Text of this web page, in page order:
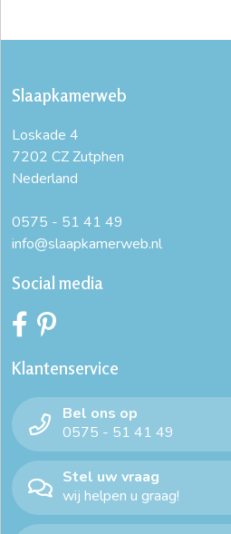
Slaapkamerweb
Loskade 4
7202 CZ Zutphen
Nederland
0575 - 51 41 49
info@slaapkamerweb.nl
Social media
Klantenservice
Bel ons op
0575 - 51 41 49
Stel uw vraag
wij helpen u graag!